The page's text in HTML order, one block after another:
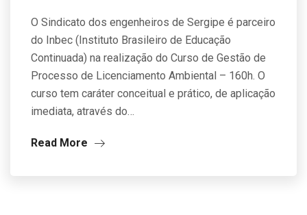
O Sindicato dos engenheiros de Sergipe é parceiro
do Inbec (Instituto Brasileiro de Educação
Continuada) na realização do Curso de Gestão de
Processo de Licenciamento Ambiental – 160h. O
curso tem caráter conceitual e prático, de aplicação
imediata, através do…
Read More